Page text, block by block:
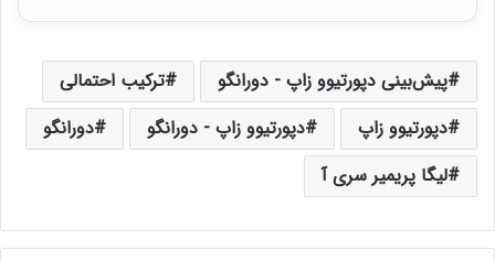
پیش‌بینی دپورتیوو زاپ - دورانگو
ترکیب احتمالی
دپورتیوو زاپ
دپورتیوو زاپ - دورانگو
دورانگو
لیگا پریمیر سری آ